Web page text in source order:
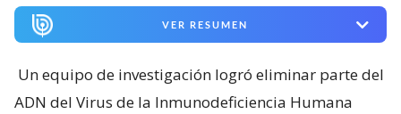
VER RESUMEN
Un equipo de investigación logró eliminar parte del
ADN del Virus de la Inmunodeficiencia Humana